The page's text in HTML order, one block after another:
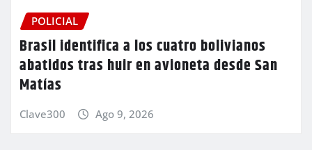
POLICIAL
Brasil identifica a los cuatro bolivianos
abatidos tras huir en avioneta desde San
Matías
Clave300 Ago 9, 2026